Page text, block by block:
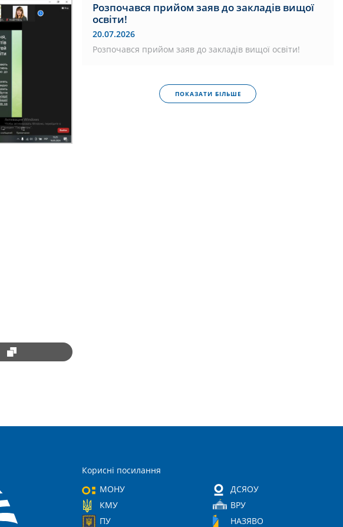
Розпочався прийом заяв до закладів вищої
освіти!
20.07.2026
Розпочався прийом заяв до закладів вищої освіти!
ПОКАЗАТИ БІЛЬШЕ
Корисні посилання
МОНУ
ДСЯОУ
КМУ
ВРУ
ПУ
НАЗЯВО